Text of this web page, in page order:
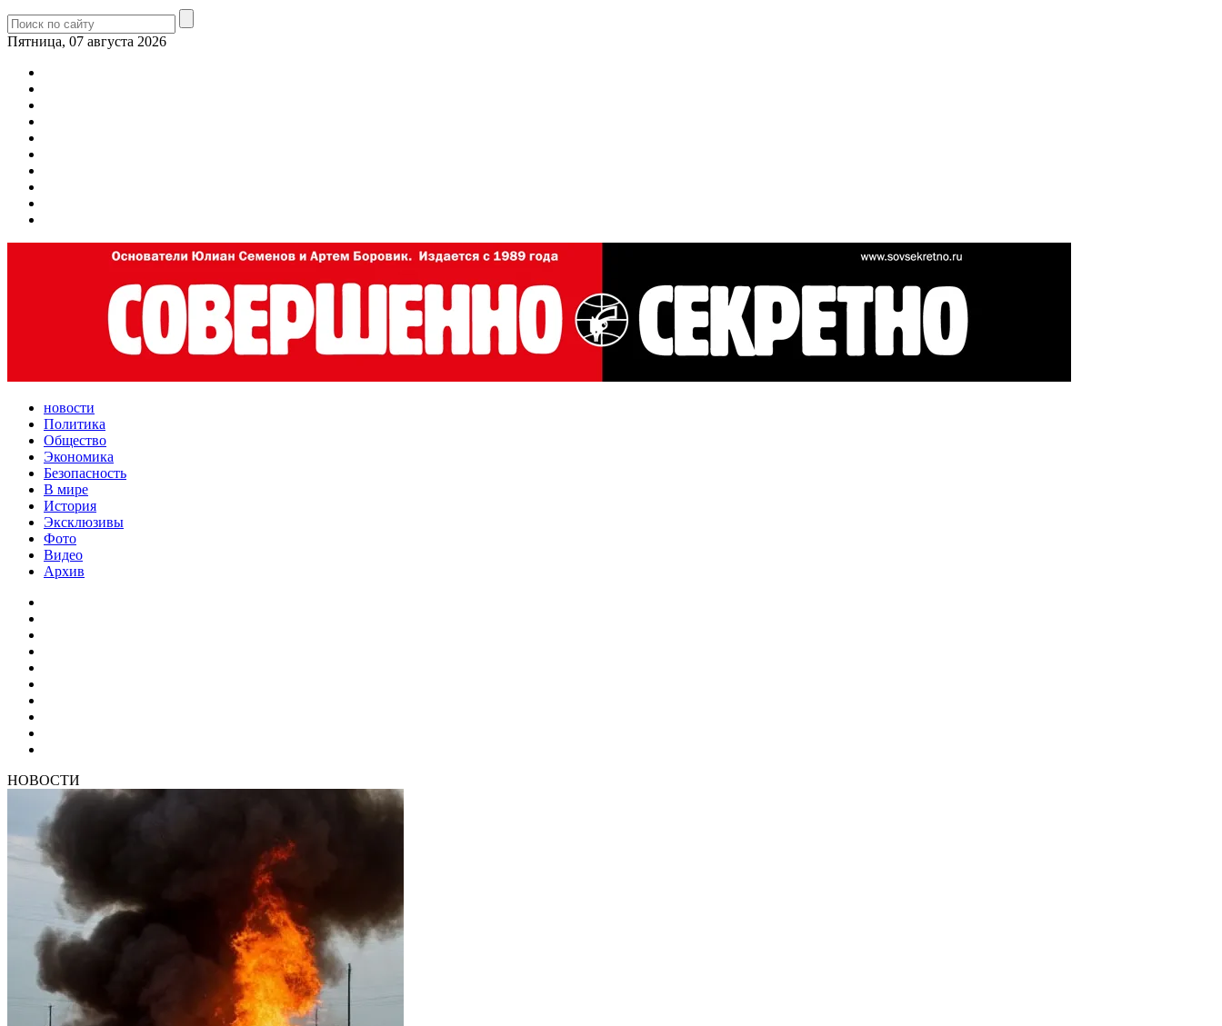
Пятница, 07 августа 2026
новости
Политика
Общество
Экономика
Безопасность
В мире
История
Эксклюзивы
Фото
Видео
Архив
НОВОСТИ